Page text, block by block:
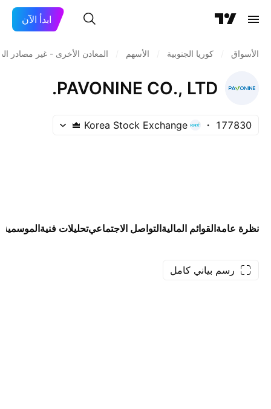
ابدأ الآن
الأسواق كوريا الجنوبية الأسهم المعادن الأخرى - غير مصادر
PAVONINE CO., LTD.
177830
Korea Stock Exchange
نظرة عامةالقوائم الماليةالتواصل الاجتماعيتحليلات فنيةالموسمية
رسم بياني كامل